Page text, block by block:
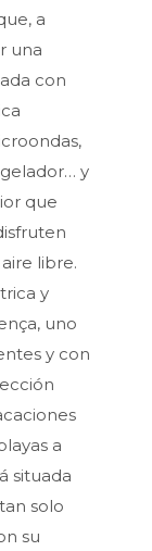
a
una
con
y
que
libre.
y
uno
y con
a
situada
solo
su